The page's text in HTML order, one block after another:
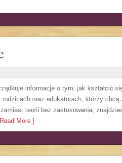
informacje o tym, jak kształcić
oraz edukatorach, którzy chcą
zamiast teorii bez zastosowania,
More ]